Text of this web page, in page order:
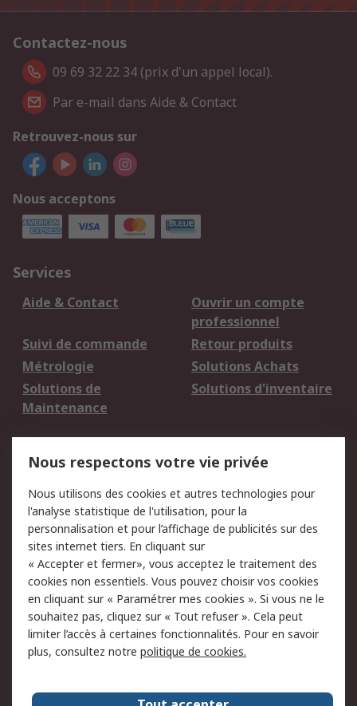
Contactez-nous
09 69 32 22 34 (prix d'un appel local).
Par e-mail dans Aide & Contact
Retrouvez-nous sur
Nous acceptons
Services
Aide & Contact
Ouvrir un compte
professionnel
Suivi de commande
Retour produits
Métrologie
Solutions Achats
Solutions de
Maintenance
Solutions d'inventaire
du site
Politique de protection
des données - Mise à
jour
Sécurité des E-mails
Conditions générales
de vente
Politique anti-
corruption
Campagnes marketing
A propos de RS
A propos de RS France
Evénements
Nous respectons votre vie privée
Nous utilisons des cookies et autres technologies pour
l'analyse statistique de l'utilisation, pour la
personnalisation et pour l’affichage de publicités sur des
sites internet tiers. En cliquant sur
« Accepter et fermer», vous acceptez le traitement des
cookies non essentiels. Vous pouvez choisir vos cookies
en cliquant sur « Paramétrer mes cookies ». Si vous ne le
souhaitez pas, cliquez sur « Tout refuser ». Cela peut
limiter l’accès à certaines fonctionnalités. Pour en savoir
plus, consultez notre politique de cookies.